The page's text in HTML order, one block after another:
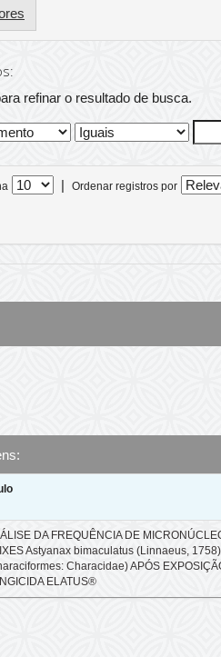
refinar o resultado de busca.
| Ordenar registros por
DA FREQUÊNCIA DE
Astyanax bimaculatus (Linnaeus, 1758)
Characidae) APÓS
ELATUS®